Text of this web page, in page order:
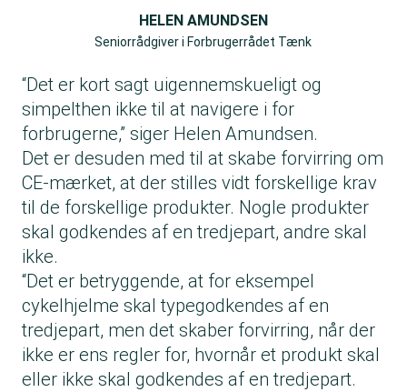
HELEN AMUNDSEN
Seniorrådgiver i Forbrugerrådet Tænk
“Det er kort sagt uigennemskueligt og
simpelthen ikke til at navigere i for
forbrugerne,” siger Helen Amundsen.
Det er desuden med til at skabe forvirring om
CE-mærket, at der stilles vidt forskellige krav
til de forskellige produkter. Nogle produkter
skal godkendes af en tredjepart, andre skal
ikke.
“Det er betryggende, at for eksempel
cykelhjelme skal typegodkendes af en
tredjepart, men det skaber forvirring, når der
ikke er ens regler for, hvornår et produkt skal
eller ikke skal godkendes af en tredjepart.